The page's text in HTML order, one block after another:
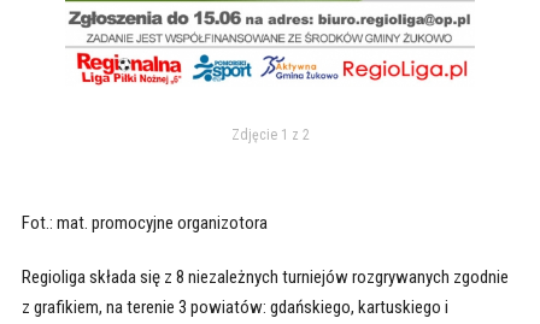
Zdjęcie 1 z 2
Fot.: mat. promocyjne organizotora
Regioliga składa się z 8 niezależnych turniejów rozgrywanych zgodnie
z grafikiem, na terenie 3 powiatów: gdańskiego, kartuskiego i